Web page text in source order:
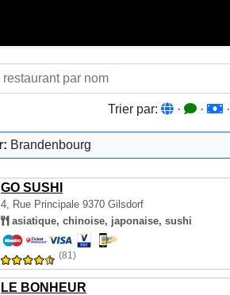
Trier par: · · ·
Brandenbourg
GO SUSHI
4, Rue Principale 9370 Gilsdorf
asiatique, chinoise, japonaise, sushi
(81)
LE BONHEUR